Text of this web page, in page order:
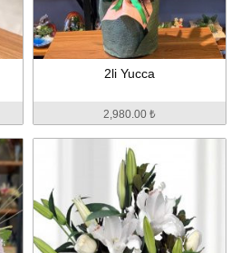
2li Yucca
2,980.00 ₺